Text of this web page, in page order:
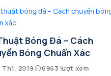
Bóng Đá – Cách
Bóng Chuẩn Xác
Th1, 2019 6963 lượt xem